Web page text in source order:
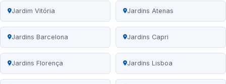
Jardim Vitória Jardins Atenas
Jardins Barcelona Jardins Capri
Jardins Florença Jardins Lisboa